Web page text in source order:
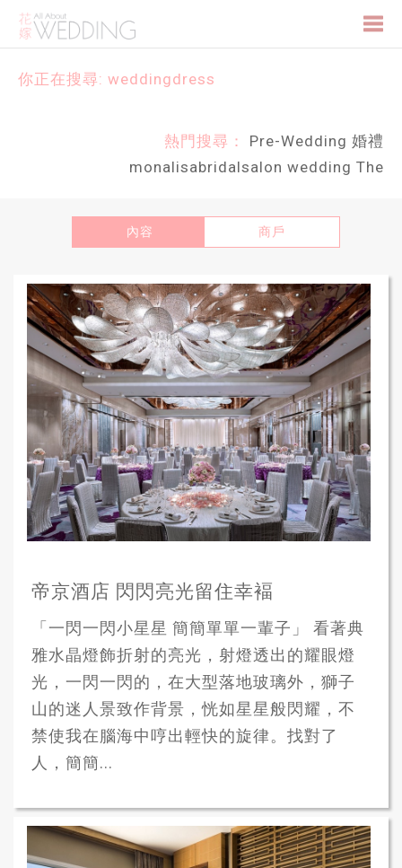
你正在搜尋: weddingdress
熱門搜尋： Pre-Wedding 婚禮
monalisabridalsalon wedding The
內容 商戶
帝京酒店 閃閃亮光留住幸褔
「一閃一閃小星星 簡簡單單一輩子」 看著典
雅水晶燈飾折射的亮光，射燈透出的耀眼燈
光，一閃一閃的，在大型落地玻璃外，獅子
山的迷人景致作背景，恍如星星般閃耀，不
禁使我在腦海中哼出輕快的旋律。找對了
人，簡簡...